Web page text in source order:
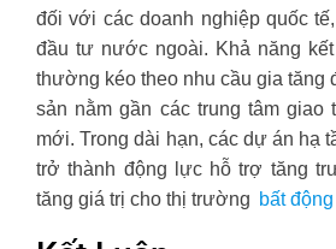
đối với các doanh nghiệp quốc
đầu tư nước ngoài. Khả năng
thường kéo theo nhu cầu gia tăng
sản nằm gần các trung tâm giao
mới. Trong dài hạn, các dự án hạ
trở thành động lực hỗ trợ tăng
tăng giá trị cho thị trường bất